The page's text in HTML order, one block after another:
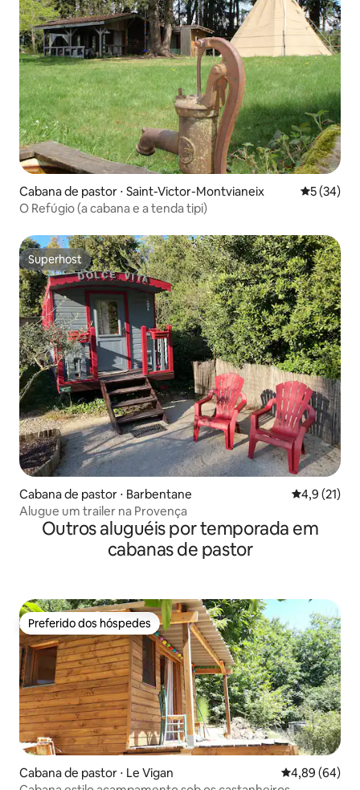
Cabana de pastor ⋅ Saint-Victor-Montvianeix 5 de uma
5 (34)
O Refúgio (a cabana e a tenda tipi)
Superhost
Superhost
Cabana de pastor ⋅ Barbentane 4,9 de uma
4,9 (21)
Alugue um trailer na Provença
Outros aluguéis por temporada em
cabanas de pastor
Preferido dos hóspedes
Preferido dos hóspedes
Cabana de pastor ⋅ Le Vigan 4,89 de uma
4,89 (64)